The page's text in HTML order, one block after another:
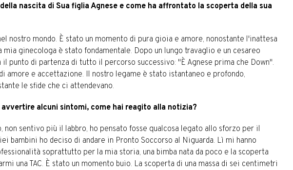
nascita di Sua figlia Agnese e come ha affrontato la scoperta della sua
nostro mondo. È stato un momento di pura gioia e amore, nonostante l'inattesa
ginecologa è stato fondamentale. Dopo un lungo travaglio e un cesareo
punto di partenza di tutto il percorso successivo: "È Agnese prima che Down".
amore e accettazione. Il nostro legame è stato istantaneo e profondo,
le sfide che ci attendevano.
alcuni sintomi, come hai reagito alla notizia?
sentivo più il labbro, ho pensato fosse qualcosa legato allo sforzo per il
bambini ho deciso di andare in Pronto Soccorso al Niguarda. Lì mi hanno
soprattutto per la mia storia, una bimba nata da poco e la scoperta
una TAC. È stato un momento buio. La scoperta di una massa di sei centimetri